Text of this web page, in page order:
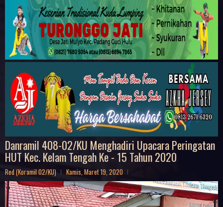
Danramil 408-02/KU Menghadiri Upacara Peringatan
HUT Kec. Kelam Tengah Ke - 15 Tahun 2020
Red (Koramil 02/KU) Kamis, Maret 19, 2020